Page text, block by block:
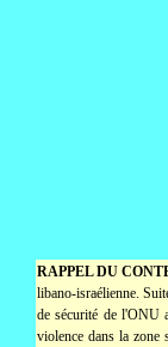
RAPPEL DU
libano-israélienne.
de sécurité de l'ONU
violence dans la zone